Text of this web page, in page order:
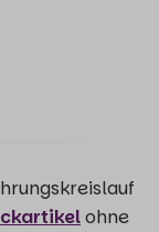
ohne